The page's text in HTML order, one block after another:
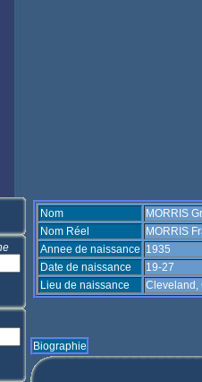
Nom
MORRIS
Nom Réel
MORRIS
Annee de naissance 1935
Date de naissance
19-27
Lieu de naissance
Cleveland,
Biographie